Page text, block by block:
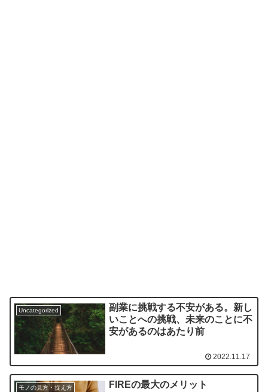
Uncategorized
副業に挑戦する不安がある。新し
いことへの挑戦、未来のことに不
安があるのはあたり前
2022.11.17
モノの見方・捉え方 FIREの最大のメリット